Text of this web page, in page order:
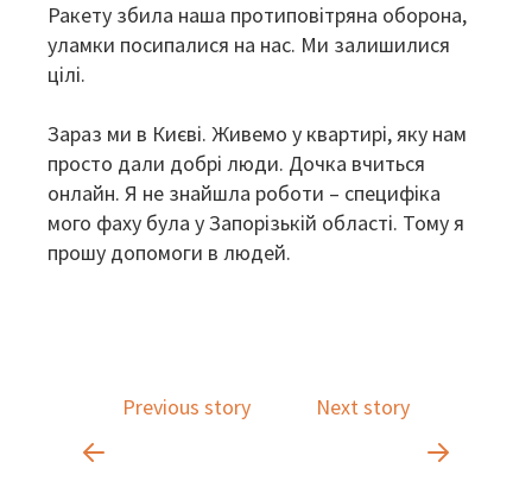
Ракету збила наша протиповітряна оборона,
уламки посипалися на нас. Ми залишилися
цілі.
Зараз ми в Києві. Живемо у квартирі, яку нам
просто дали добрі люди. Дочка вчиться
онлайн. Я не знайшла роботи – специфіка
мого фаху була у Запорізькій області. Тому я
прошу допомоги в людей.
Previous story Next story